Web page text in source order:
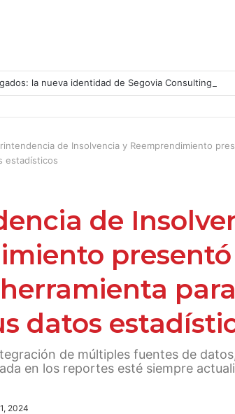
la nueva identidad de Segovia Consulting
de Insolvencia y Reemprendimiento
estadísticos
de
presentó
para
datos
de múltiples fuentes de
en los reportes esté siempre
2024